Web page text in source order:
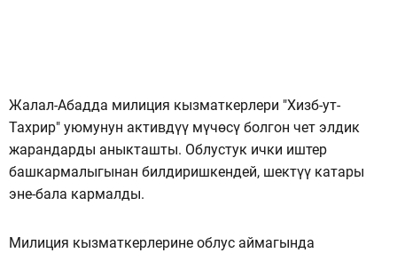
Жалал-Абадда милиция кызматкерлери "Хизб-ут-
Тахрир" уюмунун активдүү мүчөсү болгон чет элдик
жарандарды аныкташты. Облустук ички иштер
башкармалыгынан билдиришкендей, шектүү катары
эне-бала кармалды.
Милиция кызматкерлерине облус аймагында